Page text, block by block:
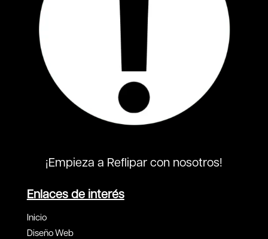
¡Empieza a Reflipar con nosotros!
Enlaces de interés
Inicio
Diseño Web